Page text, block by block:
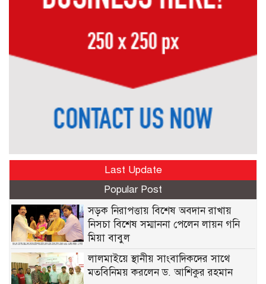
Last Update
Popular Post
সড়ক নিরাপত্তায় বিশেষ অবদান রাখায়
নিসচা বিশেষ সম্মাননা পেলেন লায়ন গনি
মিয়া বাবুল
লালমাইয়ে স্থানীয় সাংবাদিকদের সাথে
মতবিনিময় করলেন ড. আশিকুর রহমান